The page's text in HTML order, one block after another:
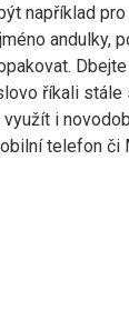
například
andulky,
říkali stále
i
telefon či